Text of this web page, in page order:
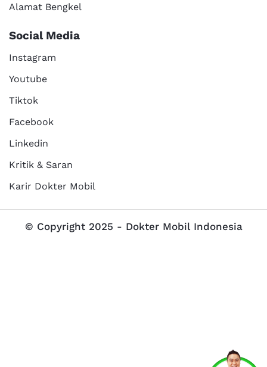
Alamat Bengkel
Social Media
Instagram
Youtube
Tiktok
Facebook
Linkedin
Kritik & Saran
Karir Dokter Mobil
© Copyright 2025 - Dokter Mobil Indonesia